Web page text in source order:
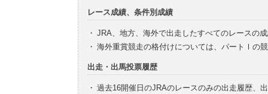
レース成績、条件別成績
・ JRA、地方、海外で出走したすべてのレースの
・ 海外重賞競走の格付けについては、パートⅠの
出走・出馬投票履歴
・ 過去16開催日のJRAのレースのみの出走履歴、